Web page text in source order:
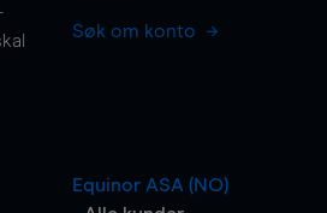
Søk om konto
Equinor ASA (NO)